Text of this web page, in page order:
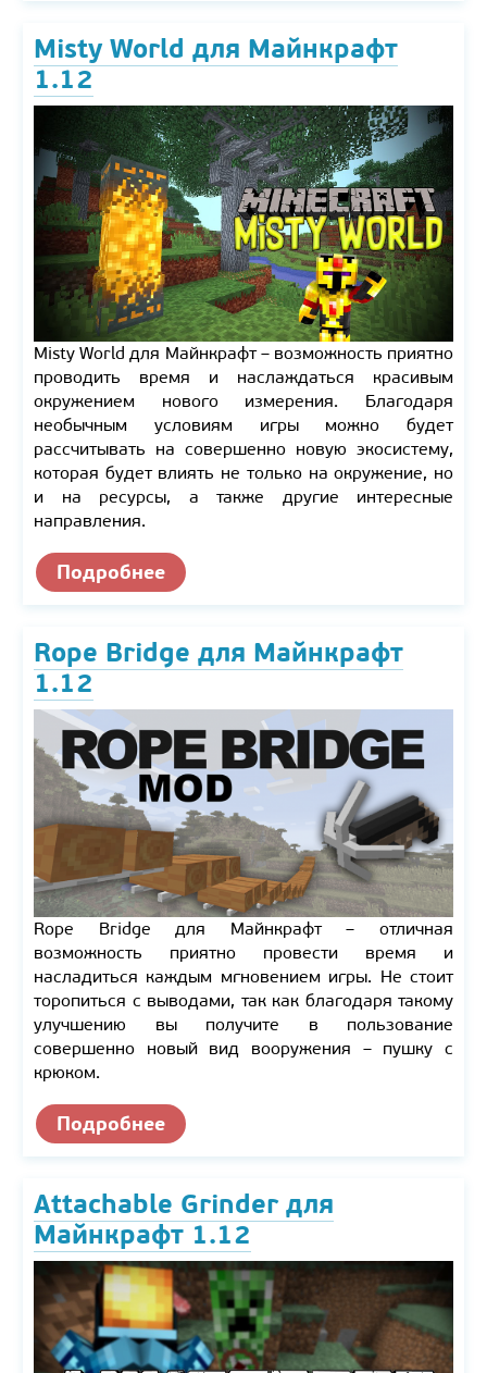
Misty World для Майнкрафт
1.12
Misty World для Майнкрафт – возможность приятно
проводить время и наслаждаться красивым
окружением нового измерения. Благодаря
необычным условиям игры можно будет
рассчитывать на совершенно новую экосистему,
которая будет влиять не только на окружение, но
и на ресурсы, а также другие интересные
направления.
Подробнее
Rope Bridge для Майнкрафт
1.12
Rope Bridge для Майнкрафт – отличная
возможность приятно провести время и
насладиться каждым мгновением игры. Не стоит
торопиться с выводами, так как благодаря такому
улучшению вы получите в пользование
совершенно новый вид вооружения – пушку с
крюком.
Подробнее
Attachable Grinder для
Майнкрафт 1.12